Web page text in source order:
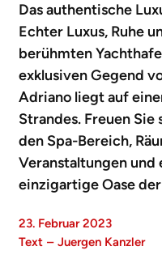
Das authentische
Echter Luxus, Ruhe
berühmten
exklusiven Gegend
Adriano liegt auf
Strandes. Freuen
den Spa-Bereich,
Veranstaltungen und
einzigartige Oase
23. Februar 2023
Text – Juergen Kanzler